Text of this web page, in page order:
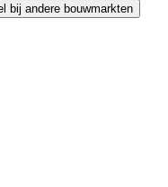
bij andere bouwmarkten